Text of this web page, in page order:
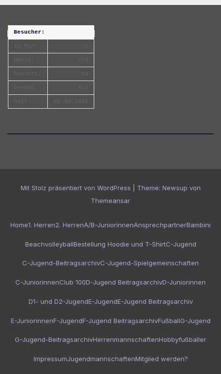
Besucher:
Mit Stolz präsentiert von WordPress Theme: Newsup von
Themeansar
Home1. Herren2. HerrenA/B-JuniorinnenAnsprechpartnerBambini
BeachvolleyballBestellung Hoodie und T-ShirtC-Jugend
C-Jugend-BeitragsarchivC-Jugend-Spielgemeinschaften
C-JuniorinnenClub 100D-Jugend BeitragsarchivD-Juniorinnen
D1- und D2-JugendE-JugendE-Jugend Beitragsarchiv
E-JuniorinnenF-JugendF-Jugend BeitragsarchivFußballG-Jugend
G-Jugend-BeitragsarchivHerrenmannschaftenHobbyfußballer
ImpressumJugendmannschaftenMitglied werden?